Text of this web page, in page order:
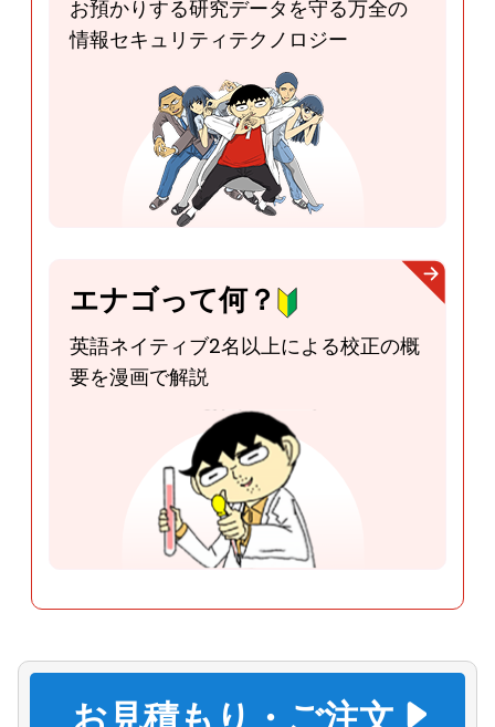
お預かりする研究データを守る万全の
情報セキュリティテクノロジー
エナゴって何？
英語ネイティブ2名以上による校正の概
要を漫画で解説